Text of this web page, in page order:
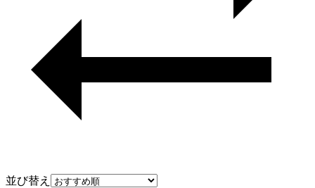
並び替え